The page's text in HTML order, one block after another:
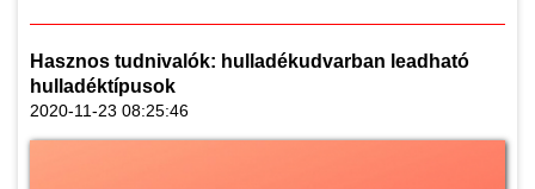
Hasznos tudnivalók: hulladékudvarban leadható
hulladéktípusok
2020-11-23 08:25:46